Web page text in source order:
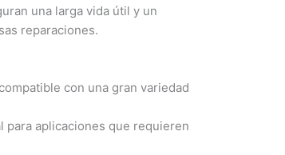
una larga vida útil y un
reparaciones.
con una gran variedad
para aplicaciones que requieren